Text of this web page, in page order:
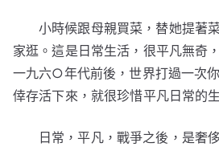
小時候跟母親買菜，替她提著
家逛。這是日常生活，很平凡無奇
一九六○年代前後，世界打過一次
倖存活下來，就很珍惜平凡日常的
日常，平凡，戰爭之後，是奢